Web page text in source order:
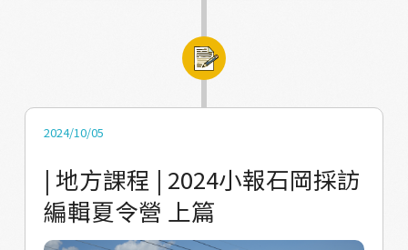
吃！頂多用蒜頭爆香清炒讓破布子多了蒜香更
好配飯。簡簡單單似乎就是阿嬤回憶的味道，
作者介紹： 黃芷樺 (黃瓜瓜) 因家中務農種植瓜
畫相關的行業，更喜歡自己的領域與社區相
關，覺得臺灣各地社區充滿著溫度與歸屬感，
目前正努力用自己能及的方式去記錄與體驗，
前一天走過的行程，還有各小組的驚奇發現，
接著給同學十分鐘，請大家不間斷並快速地寫
快速的自由書寫過程中刺激他們回想印象最深
和水草，另一位同學則是寫下路上遇見的所有
果樹種類，還有同學記錄了他與同學一同走進
村莊是一件難得且快樂的事！ 書寫文字過後，
2024/10/05
| 地方課程 | 2024小報石岡採訪
編輯夏令營 上篇